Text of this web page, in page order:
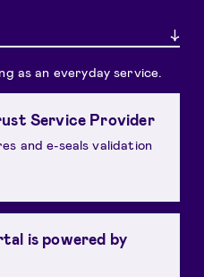
as an everyday service.
Service Provider
and e-seals validation
is powered by